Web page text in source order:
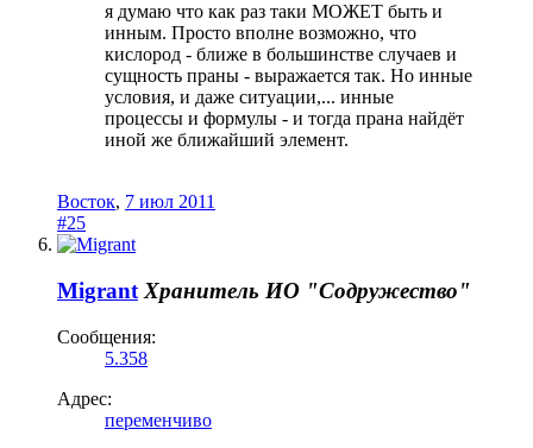
я думаю что как раз таки МОЖЕТ быть и
инным. Просто вполне возможно, что
кислород - ближе в большинстве случаев и
сущность праны - выражается так. Но инные
условия, и даже ситуации,... инные
процессы и формулы - и тогда прана найдёт
иной же ближайший элемент.
Восток, 7 июл 2011
#25
Migrant Хранитель ИО "Содружество"
Сообщения:
5.358
Адрес:
переменчиво